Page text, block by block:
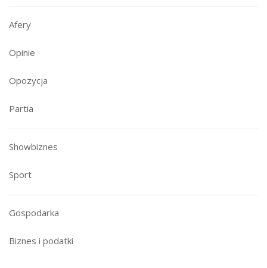
Afery
Opinie
Opozycja
Partia
Showbiznes
Sport
Gospodarka
Biznes i podatki